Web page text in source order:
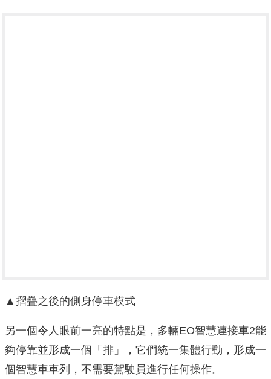
▲摺疊之後的側身停車模式
另一個令人眼前一亮的特點是，多輛EO智慧連接車2能
夠停靠並形成一個「排」，它們統一集體行動，形成一
個智慧車車列，不需要駕駛員進行任何操作。